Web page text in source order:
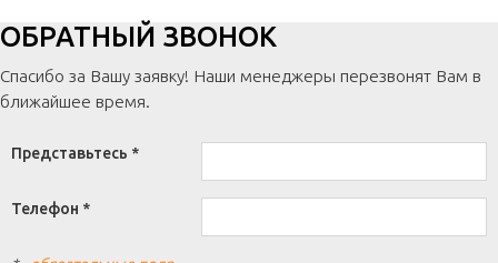
ОБРАТНЫЙ ЗВОНОК
Спасибо за Вашу заявку! Наши менеджеры перезвонят Вам в
ближайшее время.
Представьтесь *
Телефон *